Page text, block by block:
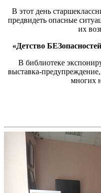
В этот день
предвидеть опасные
их
«Детство
В библиотеке
выставка-
многих